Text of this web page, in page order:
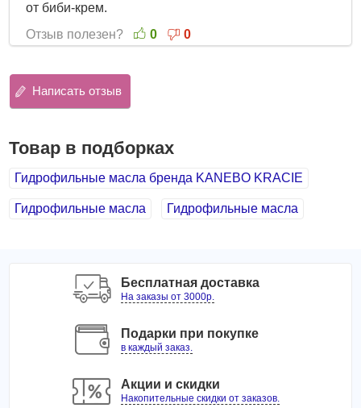
от биби-крем.
Отзыв полезен?
0 0
Написать отзыв
Товар в подборках
Гидрофильные масла бренда KANEBO KRACIE
Гидрофильные масла Гидрофильные масла
Бесплатная доставка
На заказы от 3000р.
Подарки при покупке
в каждый заказ.
Акции и скидки
Накопительные скидки от заказов.